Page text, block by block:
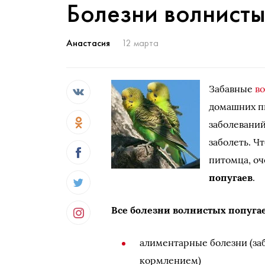
Болезни
Анастасия 12 марта
Забавные
домашних
заболеть.
питомца,
попугаев.
Все болезни волнистых
алиментарные болезни
кормлением)